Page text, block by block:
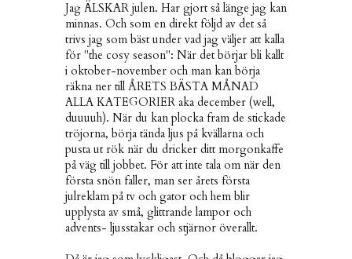
Jag ÄLSKAR julen. Har gjort så länge jag kan
minnas. Och som en direkt följd av det så
trivs jag som bäst under vad jag väljer att kalla
för "the cosy season": När det börjar bli kallt
i oktober-november och man kan börja
räkna ner till ÅRETS BÄSTA MÅNAD
ALLA KATEGORIER aka december (well,
duuuuh). När du kan plocka fram de stickade
tröjorna, börja tända ljus på kvällarna och
pusta ut rök när du dricker ditt morgonkaffe
på väg till jobbet. För att inte tala om när den
första snön faller, man ser årets första
julreklam på tv och gator och hem blir
upplysta av små, glittrande lampor och
advents- ljusstakar och stjärnor överallt.